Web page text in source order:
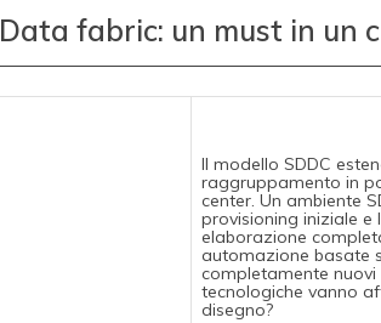
Data fabric: un must in un
Il modello SDDC
raggruppamento in
center. Un ambiente
provisioning iniziale
elaborazione
automazione basate
completamente
tecnologiche vanno
disegno?